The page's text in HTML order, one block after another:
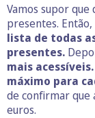
Vamos supor
presentes.
lista de todas
presentes.
mais acessíveis.
máximo para
de confirmar que
euros.